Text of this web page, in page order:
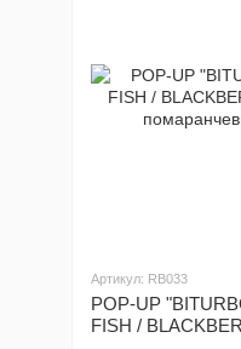
Артикул: RB033
POP-UP
FISH /